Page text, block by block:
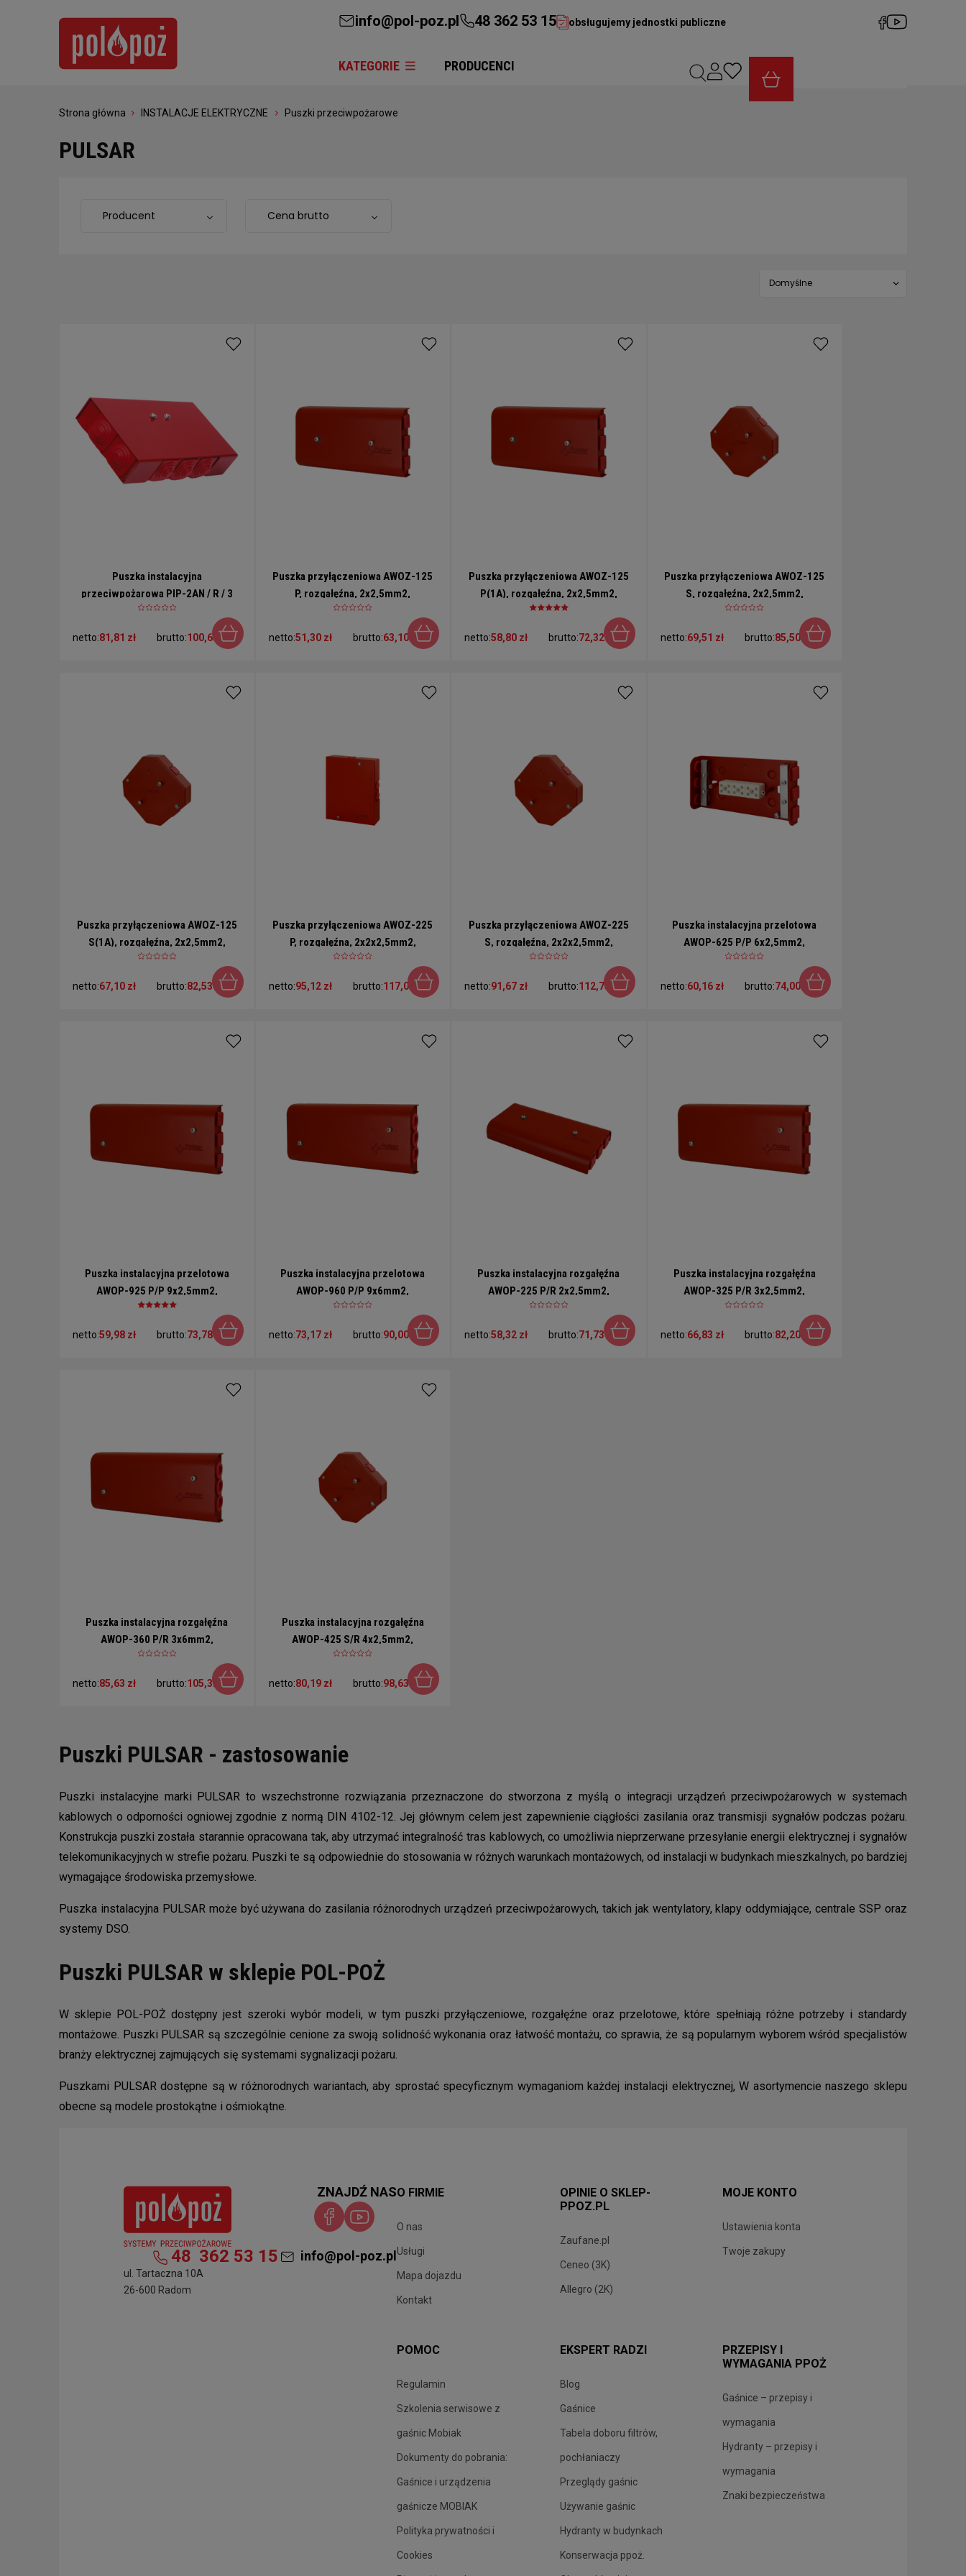
info@pol-poz.pl 48 362 53 15 obsługujemy jednostki publiczne
KATEGORIE PRODUCENCI
Strona główna INSTALACJE ELEKTRYCZNE Puszki przeciwpożarowe
PULSAR
Producent Cena brutto
Puszka instalacyjna
przeciwpożarowa PIP-2AN / R / 3
ŻYŁY / 6mm2 , rozgałęźna 3 żyły
netto:81,81 zł brutto:100,63 zł
Puszka przyłączeniowa AWOZ-125
P, rozgałęźna, 2x2,5mm2,
prostokątna, bezpiecznik 0,375A
netto:51,30 zł brutto:63,10 zł
Puszka przyłączeniowa AWOZ-125
P(1A), rozgałęźna, 2x2,5mm2,
prostokątna, bezpiecznik 1A
netto:58,80 zł brutto:72,32 zł
Puszka przyłączeniowa AWOZ-125
S, rozgałęźna, 2x2,5mm2,
ośmiokątna, bezpiecznik 0,375A
netto:69,51 zł brutto:85,50 zł
Puszka przyłączeniowa AWOZ-125
S(1A), rozgałęźna, 2x2,5mm2,
ośmiokątna, bezpiecznik 1A
netto:67,10 zł brutto:82,53 zł
Puszka przyłączeniowa AWOZ-225
P, rozgałęźna, 2x2x2,5mm2,
prostokątna, bezpiecznik 0,375A
netto:95,12 zł brutto:117,00 zł
Puszka przyłączeniowa AWOZ-225
S, rozgałęźna, 2x2x2,5mm2,
ośmiokątna, bezpiecznik 2x0,375A
netto:91,67 zł brutto:112,75 zł
Puszka instalacyjna przelotowa
AWOP-625 P/P 6x2,5mm2,
prostokątna
netto:60,16 zł brutto:74,00 zł
Puszka instalacyjna przelotowa
AWOP-925 P/P 9x2,5mm2,
prostokątna
netto:59,98 zł brutto:73,78 zł
Puszka instalacyjna przelotowa
AWOP-960 P/P 9x6mm2,
prostokątna
netto:73,17 zł brutto:90,00 zł
Puszka instalacyjna rozgałęźna
AWOP-225 P/R 2x2,5mm2,
prostokątna
netto:58,32 zł brutto:71,73 zł
Puszka instalacyjna rozgałęźna
AWOP-325 P/R 3x2,5mm2,
prostokątna
netto:66,83 zł brutto:82,20 zł
Puszka instalacyjna rozgałęźna
AWOP-360 P/R 3x6mm2,
prostokątna
netto:85,63 zł brutto:105,32 zł
Puszka instalacyjna rozgałęźna
AWOP-425 S/R 4x2,5mm2,
ośmiokątna
netto:80,19 zł brutto:98,63 zł
Puszki PULSAR - zastosowanie
Puszki instalacyjne marki PULSAR to wszechstronne rozwiązania przeznaczone do stworzona z myślą o integracji urządzeń przeciwpożarowych w systemach
kablowych o odporności ogniowej zgodnie z normą DIN 4102-12. Jej głównym celem jest zapewnienie ciągłości zasilania oraz transmisji sygnałów podczas pożaru.
Konstrukcja puszki została starannie opracowana tak, aby utrzymać integralność tras kablowych, co umożliwia nieprzerwane przesyłanie energii elektrycznej i sygnałów
telekomunikacyjnych w strefie pożaru. Puszki te są odpowiednie do stosowania w różnych warunkach montażowych, od instalacji w budynkach mieszkalnych, po bardziej
wymagające środowiska przemysłowe.
Puszka instalacyjna PULSAR może być używana do zasilania różnorodnych urządzeń przeciwpożarowych, takich jak wentylatory, klapy oddymiające, centrale SSP oraz
systemy DSO.
Puszki PULSAR w sklepie POL-POŻ
W sklepie POL-POŻ dostępny jest szeroki wybór modeli, w tym puszki przyłączeniowe, rozgałęźne oraz przelotowe, które spełniają różne potrzeby i standardy
montażowe. Puszki PULSAR są szczególnie cenione za swoją solidność wykonania oraz łatwość montażu, co sprawia, że są popularnym wyborem wśród specjalistów
branży elektrycznej zajmujących się systemami sygnalizacji pożaru.
Puszkami PULSAR dostępne są w różnorodnych wariantach, aby sprostać specyficznym wymaganiom każdej instalacji elektrycznej, W asortymencie naszego sklepu
obecne są modele prostokątne i ośmiokątne.
48 362 53 15 info@pol-poz.pl
ul. Tartaczna 10A
26-600 Radom
ZNAJDŹ NASO FIRMIE
O nas
Usługi
Mapa dojazdu
Kontakt
OPINIE O SKLEP-
PPOZ.PL
Zaufane.pl
Ceneo (3K)
Allegro (2K)
MOJE KONTO
Ustawienia konta
Twoje zakupy
POMOC
Regulamin
Szkolenia serwisowe z
gaśnic Mobiak
Dokumenty do pobrania:
Gaśnice i urządzenia
gaśnicze MOBIAK
Polityka prywatności i
Cookies
EKSPERT RADZI
Blog
Gaśnice
Tabela doboru filtrów,
pochłaniaczy
Przeglądy gaśnic
Używanie gaśnic
Hydranty w budynkach
Konserwacja ppoż.
PRZEPISY I
WYMAGANIA PPOŻ
Gaśnice – przepisy i
wymagania
Hydranty – przepisy i
wymagania
Znaki bezpieczeństwa